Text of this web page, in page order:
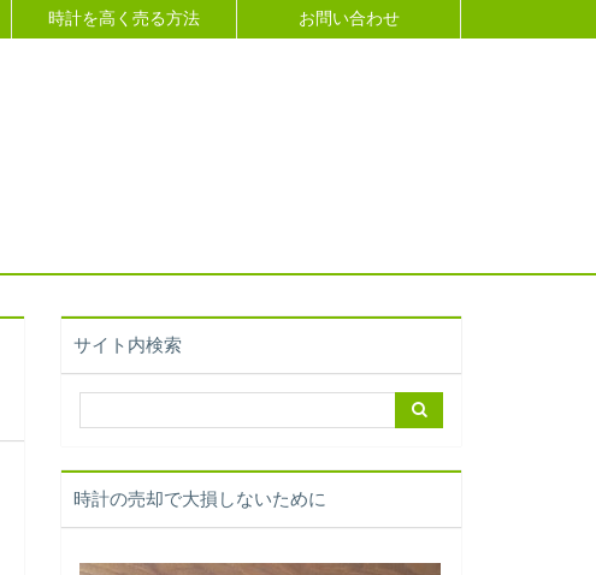
時計を高く売る方法 お問い合わせ
サイト内検索
時計の売却で大損しないために